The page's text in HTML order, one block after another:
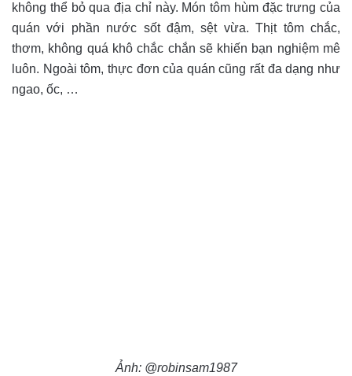
không thể bỏ qua địa chỉ này. Món tôm hùm đặc trưng của
quán với phần nước sốt đậm, sệt vừa. Thịt tôm chắc,
thơm, không quá khô chắc chắn sẽ khiến bạn nghiệm mê
luôn. Ngoài tôm, thực đơn của quán cũng rất đa dạng như
ngao, ốc, …
Ảnh: @robinsam1987